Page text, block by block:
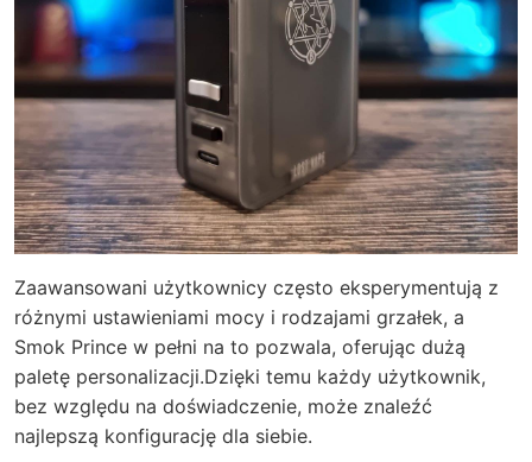
Zaawansowani użytkownicy często eksperymentują z
różnymi ustawieniami mocy i rodzajami grzałek, a
Smok Prince w pełni na to pozwala, oferując dużą
paletę personalizacji.Dzięki temu każdy użytkownik,
bez względu na doświadczenie, może znaleźć
najlepszą konfigurację dla siebie.